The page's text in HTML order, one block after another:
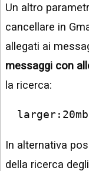
Un altro
cancellare in
allegati ai
messaggi con
la ricerca:
larger:20mb
In alternativa
della ricerca